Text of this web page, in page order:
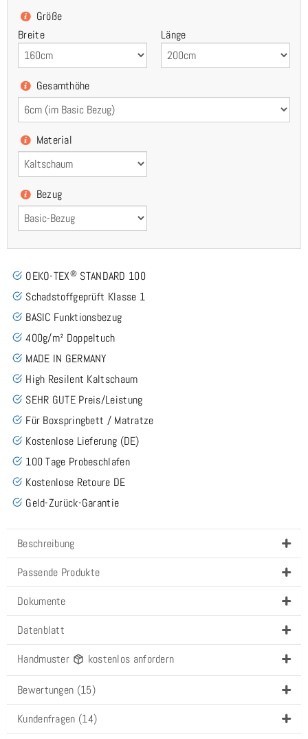
Größe
Breite
Länge
Gesamthöhe
Material
Bezug
OEKO-TEX® STANDARD 100
Schadstoffgeprüft Klasse 1
BASIC Funktionsbezug
400g/m² Doppeltuch
MADE IN GERMANY
High Resilent Kaltschaum
SEHR GUTE Preis/Leistung
Für Boxspringbett / Matratze
Kostenlose Lieferung (DE)
100 Tage Probeschlafen
Kostenlose Retoure DE
Geld-Zurück-Garantie
Beschreibung
Passende Produkte
Dokumente
Datenblatt
Handmuster kostenlos anfordern
Bewertungen (15)
Kundenfragen (14)